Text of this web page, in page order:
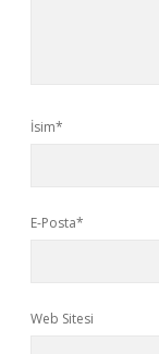
İsim*
E-Posta*
Web Sitesi